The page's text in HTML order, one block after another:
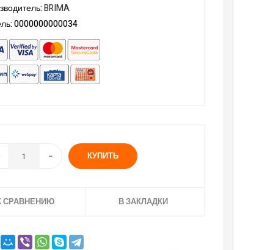
BRIMA
0000000000034
КУПИТЬ
СРАВНЕНИЮ В ЗАКЛАДКИ